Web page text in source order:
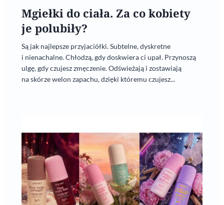
Mgiełki do ciała. Za co kobiety
je polubiły?
Są jak najlepsze przyjaciółki. Subtelne, dyskretne
i nienachalne. Chłodzą, gdy doskwiera ci upał. Przynoszą
ulgę, gdy czujesz zmęczenie. Odświeżają i zostawiają
na skórze welon zapachu, dzięki któremu czujesz...